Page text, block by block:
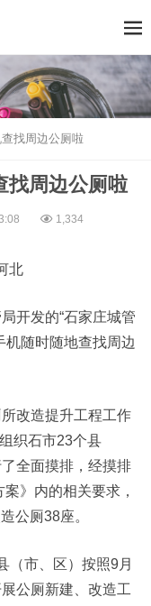
找周边公厕啦
找周边公厕啦
1,334
北
开发的“石家庄城管
机随时随地查找周边
改造提升工程工作
织石市23个县
全面摸排，经摸排
》内的相关要求，
公厕38座。
（市、区）按照9月
公厕新建、改造工